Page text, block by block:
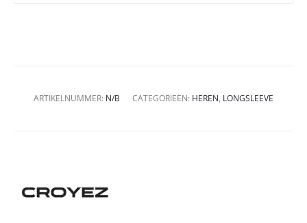
ARTIKELNUMMER: N/B CATEGORIEËN: HEREN, LONGSLEEVE